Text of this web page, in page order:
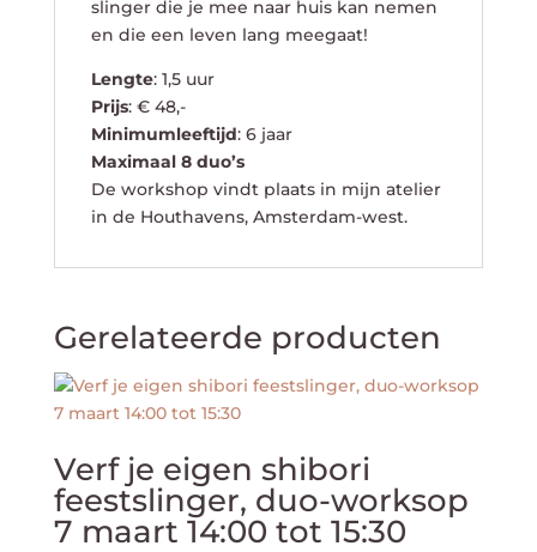
slinger die je mee naar huis kan nemen
en die een leven lang meegaat!
Lengte: 1,5 uur
Prijs: € 48,-
Minimumleeftijd: 6 jaar
Maximaal 8 duo’s
De workshop vindt plaats in mijn atelier
in de Houthavens, Amsterdam-west.
Gerelateerde producten
Verf je eigen shibori
feestslinger, duo-worksop
7 maart 14:00 tot 15:30